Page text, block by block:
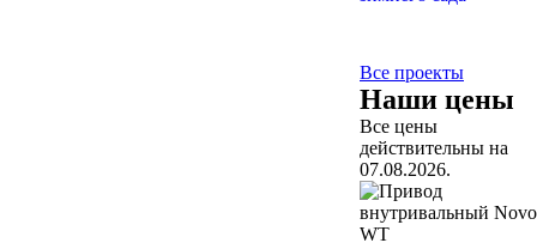
Все проекты
Наши цены
Все цены
действительны на
07.08.2026.